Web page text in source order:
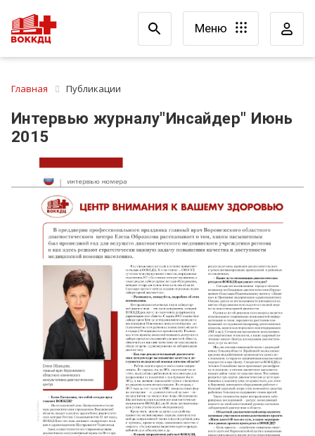
Меню
Главная Публикации
Интервью журналу"Инсайдер" Июнь
2015